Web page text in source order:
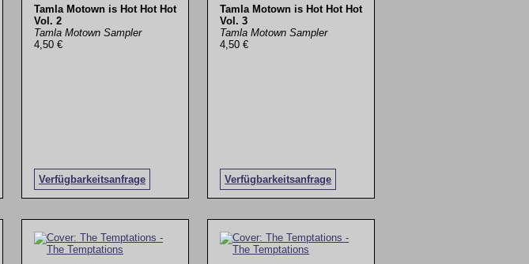
Tamla Motown is Hot Hot Hot
Vol. 2
Tamla Motown Sampler
4,50 €
Verfügbarkeitsanfrage
Tamla Motown is Hot Hot Hot
Vol. 3
Tamla Motown Sampler
4,50 €
Verfügbarkeitsanfrage